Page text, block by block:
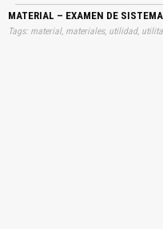
MATERIAL – EXAMEN DE